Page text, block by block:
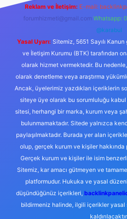
Reklam ve İletişim: E-mail:
forumhizmeti@gmail.com Whatsapp:
@karabul
Yasal Uyarı: Sitemiz, 5651 Sayılı
ve İletişim Kurumu (BTK) tarafından
olarak hizmet vermektedir. Bu
olarak denetleme veya araştırma
Ancak, üyelerimiz yazdıkları içeriklerin
siteye üye olarak bu sorumluluğu kabul
sitesi, herhangi bir marka, kurum veya
bulunmamaktadır. Sitede yalnızca
paylaşılmaktadır. Burada yer alan
olup, gerçek kurum ve kişiler hakkında
Gerçek kurum ve kişiler ile isim
Sitemiz, kar amacı gütmeyen ve
platformudur. Hukuka ve yasal
düşündüğünüz içerikleri,
bildirmeniz halinde, ilgili içerikler